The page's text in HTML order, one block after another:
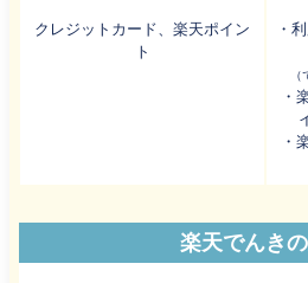
クレジットカード、楽天ポイン
ト
・
・
・
楽天でんき